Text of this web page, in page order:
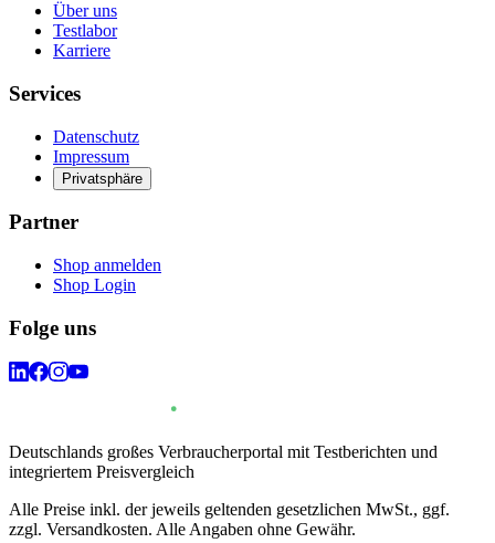
Über uns
Testlabor
Karriere
Services
Datenschutz
Impressum
Privatsphäre
Partner
Shop anmelden
Shop Login
Folge uns
Deutschlands großes Verbraucherportal mit Testberichten und
integriertem Preisvergleich
Alle Preise inkl. der jeweils geltenden gesetzlichen MwSt., ggf.
zzgl. Versandkosten. Alle Angaben ohne Gewähr.